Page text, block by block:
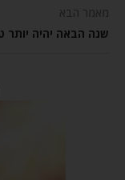
מאמר הבא